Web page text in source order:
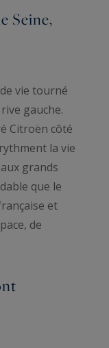
Seine,
vie tourné
gauche.
Citroën côté
la vie
grands
que le
et
de